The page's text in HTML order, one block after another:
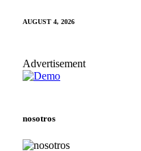
AUGUST 4, 2026
Advertisement
nosotros